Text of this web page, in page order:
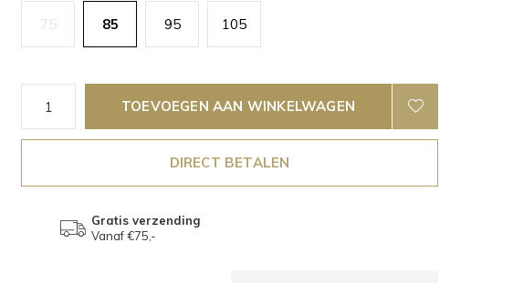
75 85 95 105
TOEVOEGEN AAN WINKELWAGEN
DIRECT BETALEN
Gratis verzending
Vanaf €75,-